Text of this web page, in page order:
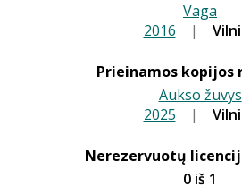
Vaga
2016 |
Prieinamos kopijos
Aukso žuvys
2025 |
Nerezervuotų
0 iš 1